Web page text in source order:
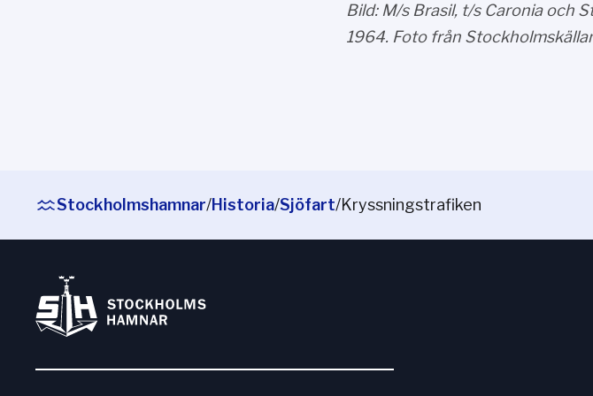
Bild: M/s Brasil, t/s Caronia och
1964. Foto från
Stockholmshamnar/Historia/Sjöfart/Kryssningstrafiken